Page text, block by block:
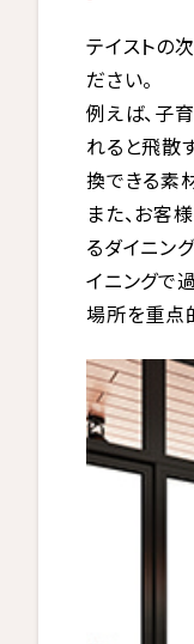
テイストの
ださい。
例えば、子
れると飛散
換できる素
また、お客
るダイニン
イニングで
場所を重点